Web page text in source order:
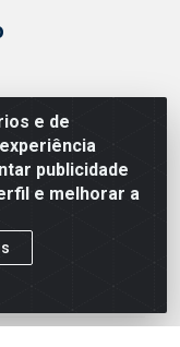
e de
publicidade
e melhorar a